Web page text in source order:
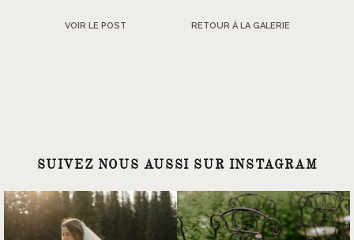
VOIR LE POST RETOUR À LA GALERIE
SUIVEZ NOUS AUSSI SUR INSTAGRAM